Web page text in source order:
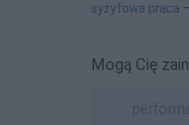
syzyfowa praca
Mogą Cię